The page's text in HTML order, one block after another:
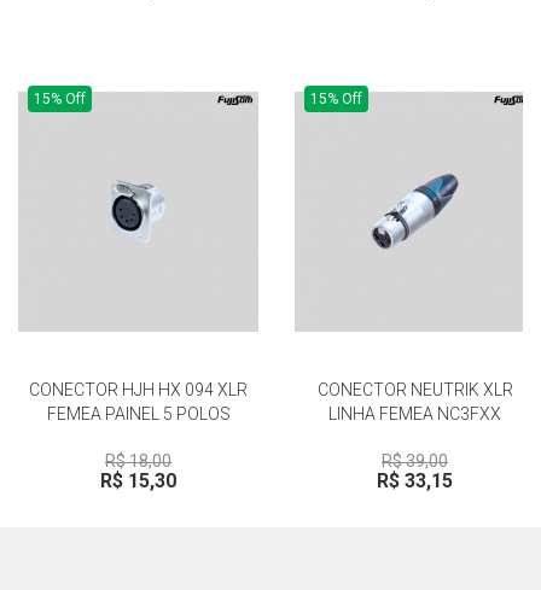
15% Off
CONECTOR HJH HX 094 XLR
FEMEA PAINEL 5 POLOS
R$ 18,00
R$ 15,30
15% Off
CONECTOR NEUTRIK XLR
LINHA FEMEA NC3FXX
R$ 39,00
R$ 33,15